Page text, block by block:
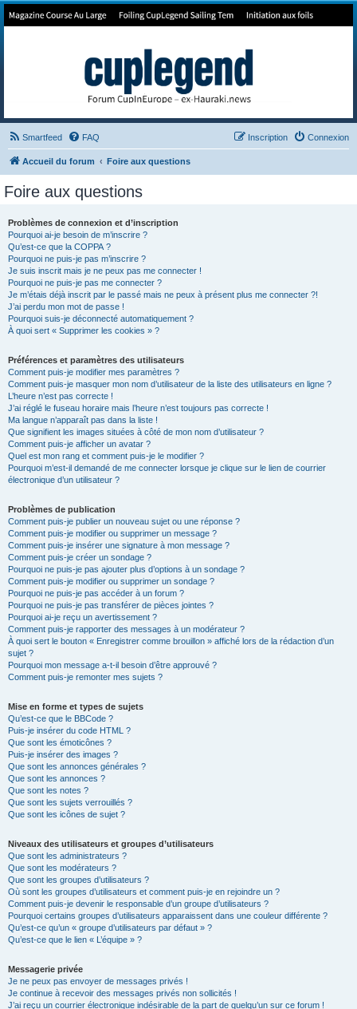
Forum de Cup In Europe
Smartfeed FAQ Connexion
Inscription
Accueil du forum Foire aux questions
Foire aux questions
Problèmes de connexion et d’inscription
Pourquoi ai-je besoin de m’inscrire ?
Qu’est-ce que la COPPA ?
Pourquoi ne puis-je pas m’inscrire ?
Je suis inscrit mais je ne peux pas me connecter !
Pourquoi ne puis-je pas me connecter ?
Je m’étais déjà inscrit par le passé mais ne peux à présent plus me connecter ?!
J’ai perdu mon mot de passe !
Pourquoi suis-je déconnecté automatiquement ?
À quoi sert « Supprimer les cookies » ?
Préférences et paramètres des utilisateurs
Comment puis-je modifier mes paramètres ?
Comment puis-je masquer mon nom d’utilisateur de la liste des utilisateurs en ligne ?
L’heure n’est pas correcte !
J’ai réglé le fuseau horaire mais l’heure n’est toujours pas correcte !
Ma langue n’apparaît pas dans la liste !
Que signifient les images situées à côté de mon nom d’utilisateur ?
Comment puis-je afficher un avatar ?
Quel est mon rang et comment puis-je le modifier ?
Pourquoi m’est-il demandé de me connecter lorsque je clique sur le lien de courrier
électronique d’un utilisateur ?
Problèmes de publication
Comment puis-je publier un nouveau sujet ou une réponse ?
Comment puis-je modifier ou supprimer un message ?
Comment puis-je insérer une signature à mon message ?
Comment puis-je créer un sondage ?
Pourquoi ne puis-je pas ajouter plus d’options à un sondage ?
Comment puis-je modifier ou supprimer un sondage ?
Pourquoi ne puis-je pas accéder à un forum ?
Pourquoi ne puis-je pas transférer de pièces jointes ?
Pourquoi ai-je reçu un avertissement ?
Comment puis-je rapporter des messages à un modérateur ?
À quoi sert le bouton « Enregistrer comme brouillon » affiché lors de la rédaction d’un
sujet ?
Pourquoi mon message a-t-il besoin d’être approuvé ?
Comment puis-je remonter mes sujets ?
Mise en forme et types de sujets
Qu’est-ce que le BBCode ?
Puis-je insérer du code HTML ?
Que sont les émoticônes ?
Puis-je insérer des images ?
Que sont les annonces générales ?
Que sont les annonces ?
Que sont les notes ?
Que sont les sujets verrouillés ?
Que sont les icônes de sujet ?
Niveaux des utilisateurs et groupes d’utilisateurs
Que sont les administrateurs ?
Que sont les modérateurs ?
Que sont les groupes d’utilisateurs ?
Où sont les groupes d’utilisateurs et comment puis-je en rejoindre un ?
Comment puis-je devenir le responsable d’un groupe d’utilisateurs ?
Pourquoi certains groupes d’utilisateurs apparaissent dans une couleur différente ?
Qu’est-ce qu’un « groupe d’utilisateurs par défaut » ?
Qu’est-ce que le lien « L’équipe » ?
Messagerie privée
Je ne peux pas envoyer de messages privés !
Je continue à recevoir des messages privés non sollicités !
J’ai reçu un courrier électronique indésirable de la part de quelqu’un sur ce forum !